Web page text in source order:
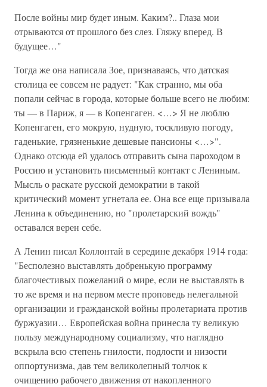
После войны мир будет иным. Каким?.. Глаза мои
отрываются от прошлого без слез. Гляжу вперед. В
будущее…"
Тогда же она написала Зое, признаваясь, что датская
столица ее совсем не радует: "Как странно, мы оба
попали сейчас в города, которые больше всего не любим:
ты — в Париж, я — в Копенгаген. <…> Я не люблю
Копенгаген, его мокрую, нудную, тоскливую погоду,
гаденькие, грязненькие дешевые пансионы <…>".
Однако отсюда ей удалось отправить сына пароходом в
Россию и установить письменный контакт с Лениным.
Мысль о раскате русской демократии в такой
критический момент угнетала ее. Она все еще призывала
Ленина к объединению, но "пролетарский вождь"
оставался верен себе.
А Ленин писал Коллонтай в середине декабря 1914 года:
"Бесполезно выставлять добренькую программу
благочестивых пожеланий о мире, если не выставлять в
то же время и на первом месте проповедь нелегальной
организации и гражданской войны пролетариата против
буржуазии… Европейская война принесла ту великую
пользу международному социализму, что наглядно
вскрыла всю степень гнилости, подлости и низости
оппортунизма, дав тем великолепный толчок к
очищению рабочего движения от накопленного